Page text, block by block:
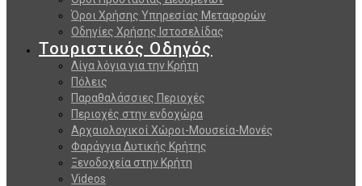
Όροι Χρήσης Υπηρεσίας Μεταφορών
Οδηγίες Χρήσης Ιστοσελίδας
Τουριστικός Οδηγός
Λίγα λόγια για την Κρήτη
Πόλεις
Παραθαλάσσιες Περιοχές
Περιοχές στην ενδοχώρα
Αρχαιολογικοί Χώροι-Μουσεία-Μονές
Φαράγγια Δυτικής Κρήτης
Ξενοδοχεία στην Κρήτη
Videos